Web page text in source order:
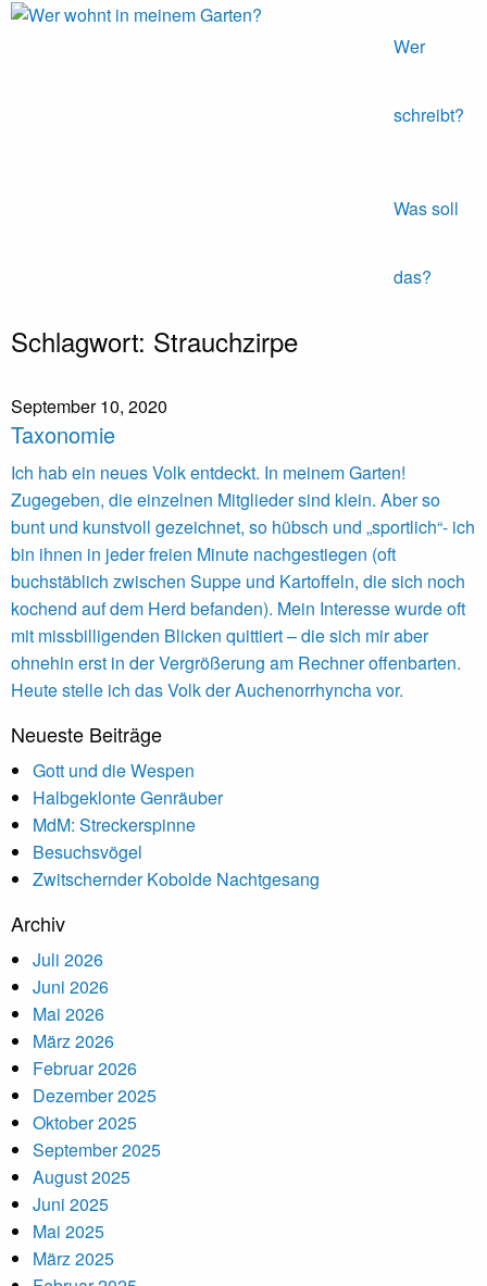
Wer
schreibt?
Was soll
das?
Skip
to
Schlagwort: Strauchzirpe
September 10, 2020
Taxonomie
Ich hab ein neues Volk entdeckt. In meinem Garten!
Zugegeben, die einzelnen Mitglieder sind klein. Aber so
bunt und kunstvoll gezeichnet, so hübsch und „sportlich“- ich
bin ihnen in jeder freien Minute nachgestiegen (oft
buchstäblich zwischen Suppe und Kartoffeln, die sich noch
kochend auf dem Herd befanden). Mein Interesse wurde oft
mit missbilligenden Blicken quittiert – die sich mir aber
ohnehin erst in der Vergrößerung am Rechner offenbarten.
Heute stelle ich das Volk der Auchenorrhyncha vor.
Neueste Beiträge
Gott und die Wespen
Halbgeklonte Genräuber
MdM: Streckerspinne
Besuchsvögel
Zwitschernder Kobolde Nachtgesang
Archiv
Juli 2026
Juni 2026
Mai 2026
März 2026
Februar 2026
Dezember 2025
Oktober 2025
September 2025
August 2025
Juni 2025
Mai 2025
März 2025